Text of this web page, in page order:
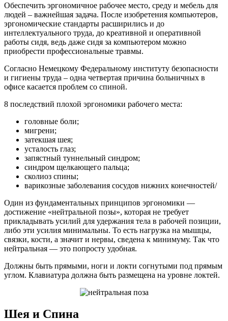
Обеспечить эргономичное рабочее место, среду и мебель для
людей – важнейшая задача. После изобретения компьютеров,
эргономические стандарты расширились и до
интеллектуального труда, до креативной и оперативной
работы сидя, ведь даже сидя за компьютером можно
приобрести профессиональные травмы.
Согласно Немецкому Федеральному институту безопасности
и гигиены труда – одна четвертая причина больничных в
офисе касается проблем со спиной.
8 последствий плохой эргономики рабочего места:
головные боли;
мигрени;
затекшая шея;
усталость глаз;
запястный туннельный синдром;
синдром щелкающего пальца;
сколиоз спины;
варикозные заболевания сосудов нижних конечностей/
Один из фундаментальных принципов эргономики —
достижение «нейтральной позы», которая не требует
прикладывать усилий для удержания тела в рабочей позиции,
либо эти усилия минимальны. То есть нагрузка на мышцы,
связки, кости, а значит и нервы, сведена к минимуму. Так что
нейтральная — это попросту удобная.
Должны быть прямыми, ноги и локти согнутыми под прямым
углом. Клавиатура должна быть размещена на уровне локтей.
Шея и Спина